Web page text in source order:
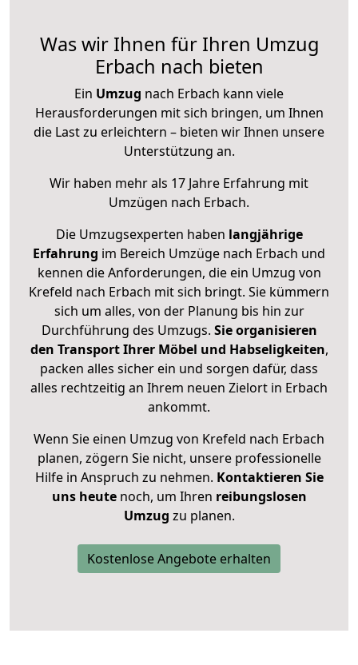
Was wir Ihnen für Ihren Umzug
Erbach nach bieten
Ein Umzug nach Erbach kann viele
Herausforderungen mit sich bringen, um Ihnen
die Last zu erleichtern – bieten wir Ihnen unsere
Unterstützung an.
Wir haben mehr als 17 Jahre Erfahrung mit
Umzügen nach Erbach.
Die Umzugsexperten haben langjährige
Erfahrung im Bereich Umzüge nach Erbach und
kennen die Anforderungen, die ein Umzug von
Krefeld nach Erbach mit sich bringt. Sie kümmern
sich um alles, von der Planung bis hin zur
Durchführung des Umzugs. Sie organisieren
den Transport Ihrer Möbel und Habseligkeiten,
packen alles sicher ein und sorgen dafür, dass
alles rechtzeitig an Ihrem neuen Zielort in Erbach
ankommt.
Wenn Sie einen Umzug von Krefeld nach Erbach
planen, zögern Sie nicht, unsere professionelle
Hilfe in Anspruch zu nehmen. Kontaktieren Sie
uns heutenoch, um Ihren reibungslosen
Umzug zu planen.
Kostenlose Angebote erhalten